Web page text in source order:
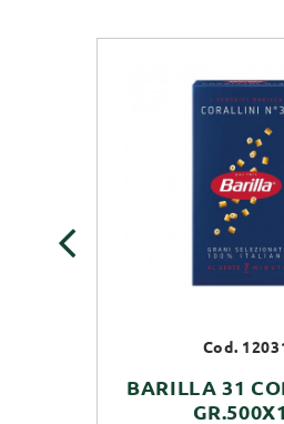
Cod.
BARILLA 31